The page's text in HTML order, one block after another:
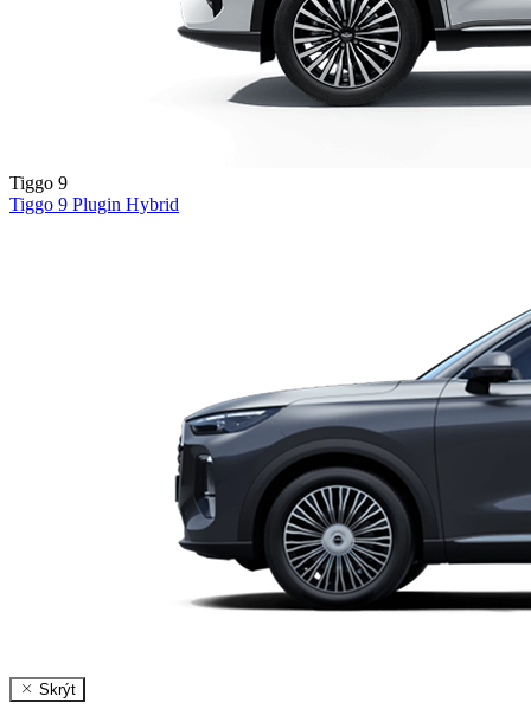
Tiggo 9
Tiggo 9 Plugin Hybrid
Skrýt